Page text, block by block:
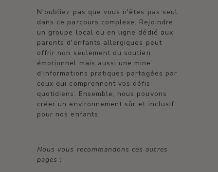
N'oubliez pas que vous n'êtes pas seul
dans ce parcours complexe. Rejoindre
un groupe local ou en ligne dédié aux
parents d'enfants allergiques peut
offrir non seulement du soutien
émotionnel mais aussi une mine
d'informations pratiques partagées par
ceux qui comprennent vos défis
quotidiens. Ensemble, nous pouvons
créer un environnement sûr et inclusif
pour nos enfants.
Nous vous recommandons ces autres
pages :